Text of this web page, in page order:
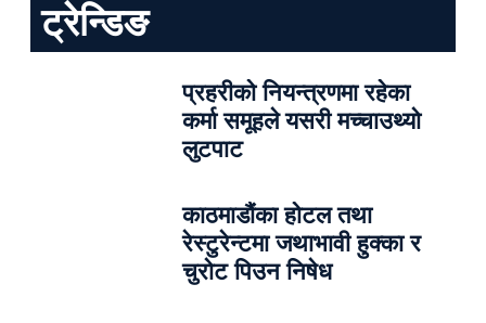
ट्रेन्डिङ
प्रहरीको नियन्त्रणमा रहेका
कर्मा समूहले यसरी मच्चाउथ्यो
लुटपाट
काठमाडौंका होटल तथा
रेस्टुरेन्टमा जथाभावी हुक्का र
चुरोट पिउन निषेध